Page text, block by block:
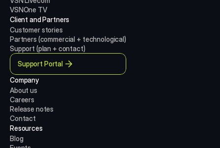
VSNOne TV
Client and Partners
Customer stories
Partners (commercial + technological)
Support (plan + contact)
Support Portal
Company
About us
Careers
Release notes
Contact
Resources
Blog